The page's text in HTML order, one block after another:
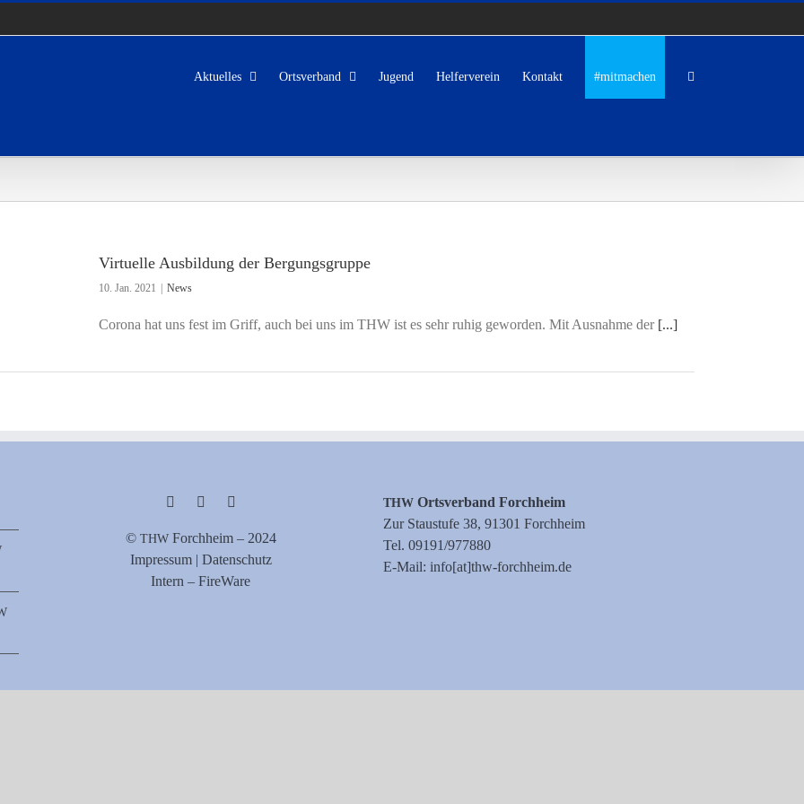
Aktuelles Ortsverband Jugend Helferverein Kontakt #mitmachen
Virtuelle Ausbildung der Bergungsgruppe
10. Jan. 2021 News
Corona hat uns fest im Griff, auch bei uns im THW ist es sehr ruhig geworden. Mit Ausnahme der [...]
© THWForch­heim – 2024
Impres­sum | Datenschutz
Intern – FireWare
THW Orts­ver­band Forchheim
Zur Stau­stu­fe 38, 91301 Forchheim
Tel. 09191/977880
E‑Mail: info[at]thw-forchheim.de